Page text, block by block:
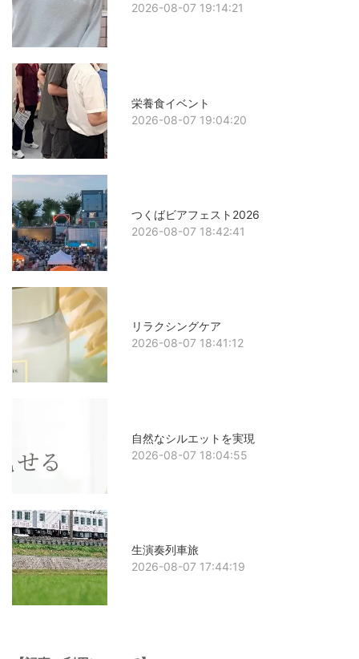
2026-08-07 19:14:21
栄養食イベント
2026-08-07 19:04:20
つくばビアフェスト2026
2026-08-07 18:42:41
リラクシングケア
2026-08-07 18:41:12
自然なシルエットを実現
2026-08-07 18:04:55
生演奏列車旅
2026-08-07 17:44:19